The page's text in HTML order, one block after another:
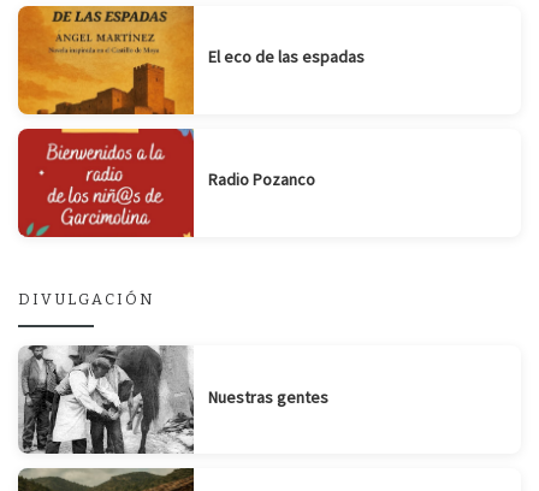
El eco de las espadas
Radio Pozanco
DIVULGACIÓN
Nuestras gentes